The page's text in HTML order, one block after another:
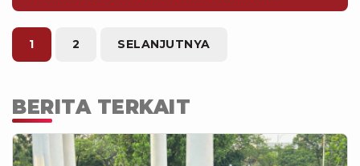
bahwa seluruh proses penyaluran tidak
dipungut biaya apa pun. Jika ditemukan
adanya oknum yang mencoba meminta
bayaran, masyarakat diminta segera
atau kanal pengaduan resmi
Kemensos.
1 2 SELANJUTNYA
BERITA TERKAIT